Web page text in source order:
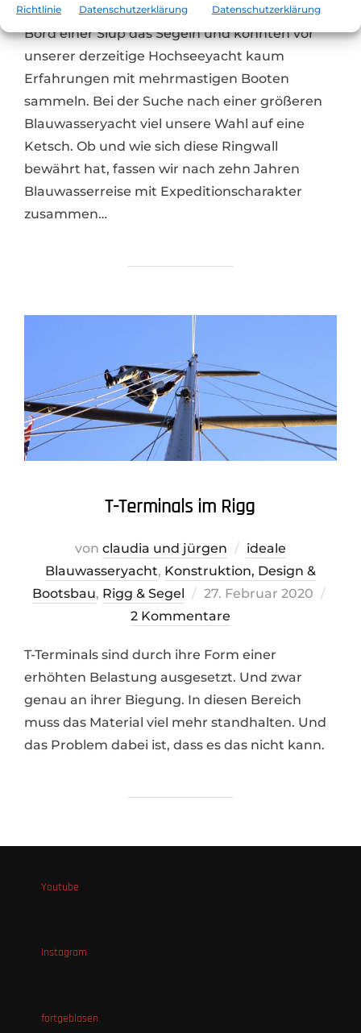
Richtlinie
Datenschutzerklärung
Datenschutzerklärung
Wie so viele andere Segler auch, lernten wir an
Bord einer Slup das Segeln und konnten vor
unserer derzeitige Hochseeyacht kaum
Erfahrungen mit mehrmastigen Booten
sammeln. Bei der Suche nach einer größeren
Blauwasseryacht viel unsere Wahl auf eine
Ketsch. Ob und wie sich diese Ringwall
bewährt hat, fassen wir nach zehn Jahren
Blauwasserreise mit Expeditionscharakter
zusammen…
T-Terminals im Rigg
von claudia und jürgen
ideale
Blauwasseryacht, Konstruktion, Design &
Bootsbau, Rigg & Segel
Veröffentlicht
am
27. Februar 2020
2 Kommentare
T-Terminals sind durch ihre Form einer
erhöhten Belastung ausgesetzt. Und zwar
genau an ihrer Biegung. In diesen Bereich
muss das Material viel mehr standhalten. Und
das Problem dabei ist, dass es das nicht kann.
Youtube
Instagram
fortgeblasen